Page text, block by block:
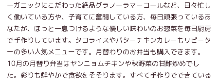
ーガニックにこだわった絶品グラノーラマーコールなど、日々忙し
く働いている方や、子育てに奮闘している方、毎日頑張っているあ
なたが、ほっと一息つけるような優しい味わいのお惣菜を毎日厨房
で手作りしています。タコライスやバターチキンカレーもリピータ
ーの多い人気メニューです。月替わりのお弁当も購入できます。
10月の月替り弁当はヤンニョムチキンや秋野菜の甘酢炒めでし
た。彩りも鮮やかで食欲をそそります。すべて手作りでできている